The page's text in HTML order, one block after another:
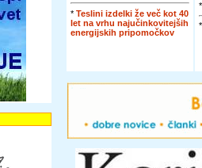
* Teslini izdelki že več kot 40
let na vrhu najučinkovitejših
energijskih pripomočkov